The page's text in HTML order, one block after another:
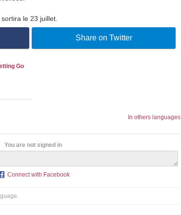
sortira le 23 juillet.
Share on Twitter
Go
In others languages
You are not signed in
Connect with Facebook